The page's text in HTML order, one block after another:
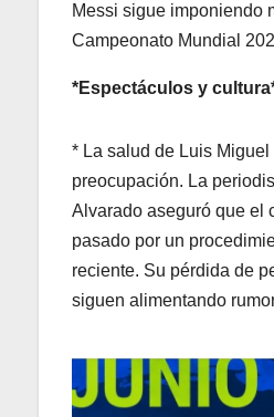
Messi sigue imponiendo
Campeonato Mundial
*Espectáculos y
* La salud de Luis
preocupación. La
Alvarado aseguró que el
pasado por un
reciente. Su pérdida de
siguen alimentando